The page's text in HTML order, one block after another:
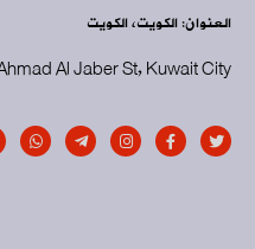
العنوان: الكويت، الكويت
Al Jaber St, Kuwait City